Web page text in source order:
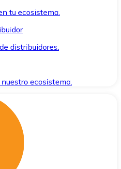
tu ecosistema.
distribuidores.
ecosistema.